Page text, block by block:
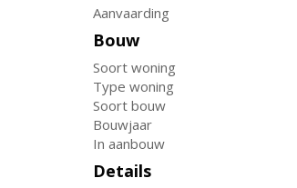
Aanvaarding
Bouw
Soort woning
Type woning
Soort bouw
Bouwjaar
In aanbouw
Details